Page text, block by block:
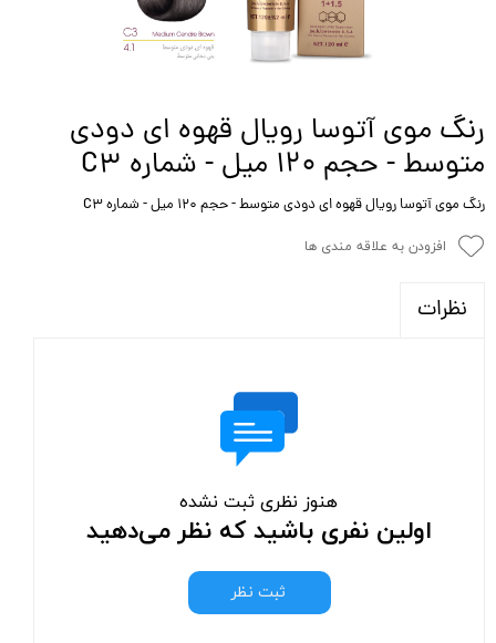
رنگ موی آتوسا رویال قهوه ای دودی
متوسط - حجم ۱۲۰ میل - شماره C3
رنگ موی آتوسا رویال قهوه ای دودی متوسط - حجم ۱۲۰ میل - شماره C3
افزودن به علاقه مندی ها
نظرات
هنوز نظری ثبت نشده
اولین نفری باشید که نظر می‌دهید
ثبت نظر